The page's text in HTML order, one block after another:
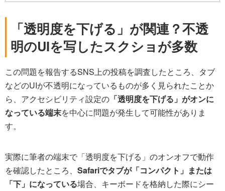
「透明度を下げる」が関連？不透
明のUIを写したスクショが多数
この問題を報告するSNS上の投稿を調査したところ、タブ
などのUIが不透明になっているものが多く見られたことか
ら、アクセシビリティ設定の 「透明度を下げる」がオンに
なっている端末を中心に問題が発生して可能性がありま
す。
実際に筆者の端末で「透明度を下げる」のオンオフで動作
を確認したところ、 Safariでタブが「コンパクト」または
「下」になっている場合、キーボードを格納した際にシー